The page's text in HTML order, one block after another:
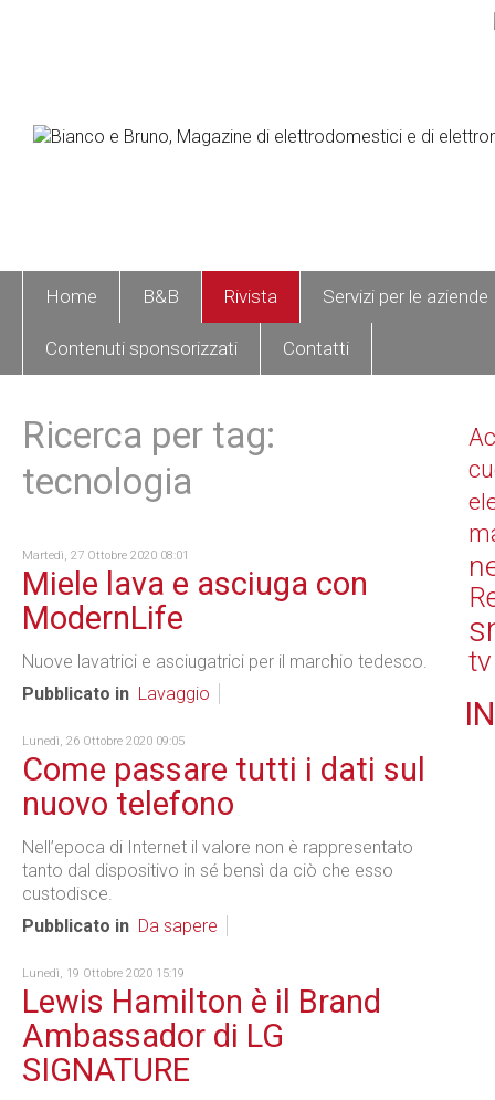
Home B&B Rivista Servizi per le aziende
Contenuti sponsorizzati Contatti
Ricerca per tag:
tecnologia
Martedì, 27 Ottobre 2020 08:01
Miele lava e asciuga con
ModernLife
Nuove lavatrici e asciugatrici per il marchio tedesco.
Pubblicato in Lavaggio
Lunedì, 26 Ottobre 2020 09:05
Come passare tutti i dati sul
nuovo telefono
Nell’epoca di Internet il valore non è rappresentato
tanto dal dispositivo in sé bensì da ciò che esso
custodisce.
Pubblicato in Da sapere
Lunedì, 19 Ottobre 2020 15:19
Lewis Hamilton è il Brand
Ambassador di LG
SIGNATURE
tv
IN